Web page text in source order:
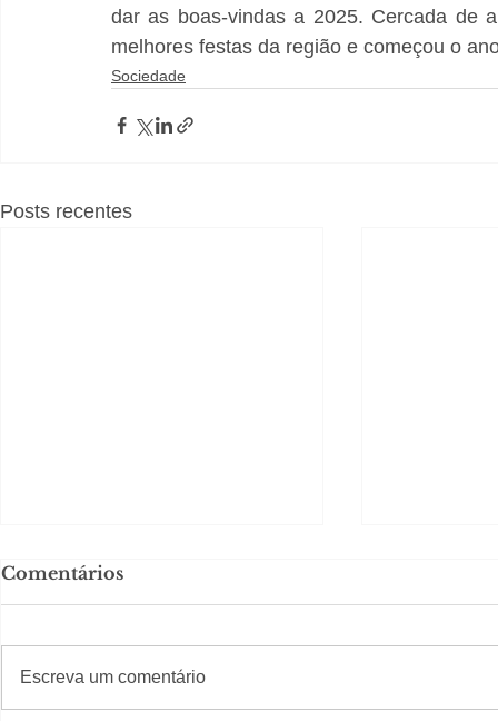
dar as boas-vindas a 2025. Cercada de
melhores festas da região e começou o
Sociedade
Posts recentes
Comentários
Escreva um comentário
#Sugestões